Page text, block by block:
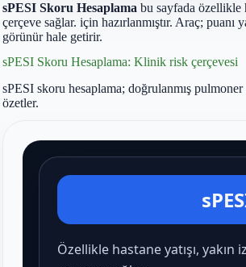
sPESI Skoru Hesaplama bu sayfada özellikle
çerçeve sağlar. için hazırlanmıştır. Araç;
görünür hale getirir.
sPESI Skoru Hesaplama: Klinik risk çerçevesi
sPESI skoru hesaplama; doğrulanmış
özetler.